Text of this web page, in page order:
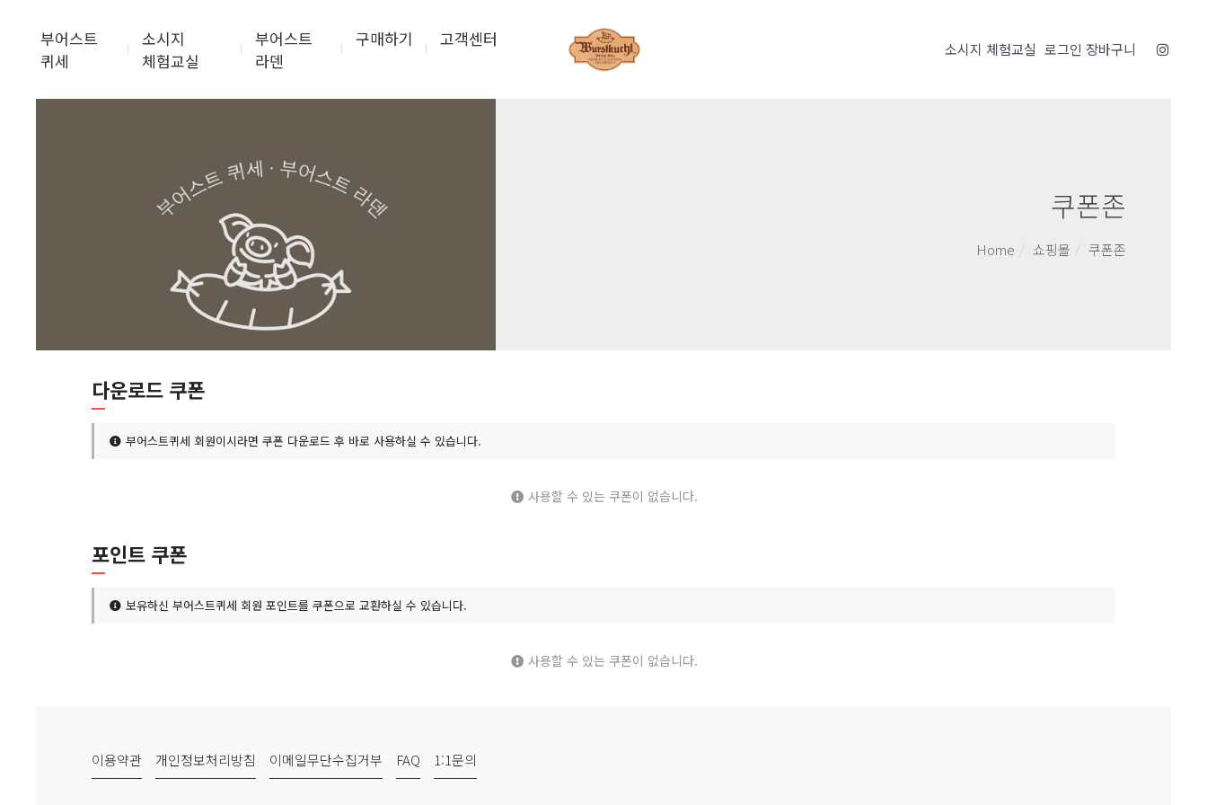
부어스트
퀴세
소시지
체험교실
부어스트
라덴
구매하기 고객센터 소시지 체험교실 로그인 장바구니
쿠폰존
Home 쇼핑몰 쿠폰존
다운로드 쿠폰
부어스트퀴세 회원이시라면 쿠폰 다운로드 후 바로 사용하실 수 있습니다.
사용할 수 있는 쿠폰이 없습니다.
포인트 쿠폰
보유하신 부어스트퀴세 회원 포인트를 쿠폰으로 교환하실 수 있습니다.
사용할 수 있는 쿠폰이 없습니다.
이용약관 개인정보처리방침 이메일무단수집거부 FAQ 1:1문의